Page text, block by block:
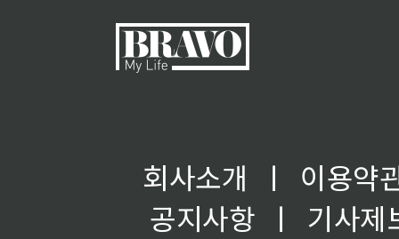
회사소개 ㅣ
이용약
공지사항
ㅣ
기사제